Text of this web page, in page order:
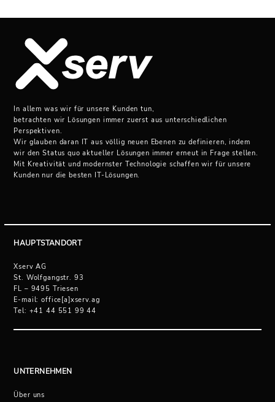
In allem was wir für unsere Kunden tun,
betrachten wir Lösungen immer zuerst aus unterschiedlichen
Perspektiven.
Wir glauben daran IT aus völlig neuen Ebenen zu definieren, indem
wir den Status quo aktueller Lösungen immer erneut in Frage stellen.
Mit Kreativität und modernster Technologie schaffen wir für unsere
Kunden nur die besten IT-Lösungen.
HAUPTSTANDORT
Xserv AG
St. Wolfgangstr. 93
FL – 9495 Triesen
E-mail: office[a]xserv.ag
Tel: +41 44 551 99 44
UNTERNEHMEN
Über uns